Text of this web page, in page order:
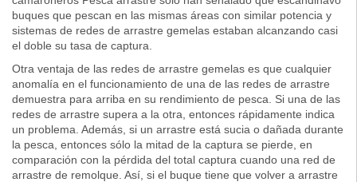
buques que pescan en las mismas áreas con similar potencia y
sistemas de redes de arrastre gemelas estaban alcanzando casi
el doble su tasa de captura.
Otra ventaja de las redes de arrastre gemelas es que cualquier
anomalía en el funcionamiento de una de las redes de arrastre
demuestra para arriba en su rendimiento de pesca. Si una de las
redes de arrastre supera a la otra, entonces rápidamente indica
un problema. Además, si un arrastre está sucia o dañada durante
la pesca, entonces sólo la mitad de la captura se pierde, en
comparación con la pérdida del total captura cuando una red de
arrastre de remolque. Así, si el buque tiene que volver a arrastre